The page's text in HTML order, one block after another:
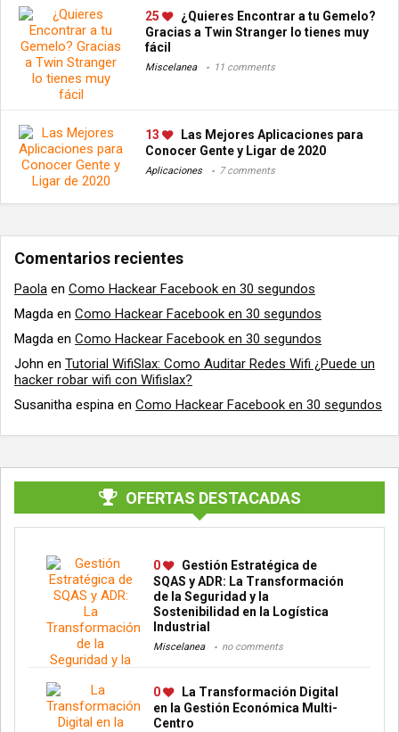
25
¿Quieres Encontrar a tu Gemelo?
Gracias a Twin Stranger lo tienes muy
fácil
Miscelanea 11 comments
13
Las Mejores Aplicaciones para
Conocer Gente y Ligar de 2020
Aplicaciones 7 comments
Comentarios recientes
Paola en Como Hackear Facebook en 30 segundos
Magda en Como Hackear Facebook en 30 segundos
Magda en Como Hackear Facebook en 30 segundos
John en Tutorial WifiSlax: Como Auditar Redes Wifi ¿Puede un
hacker robar wifi con Wifislax?
Susanitha espina en Como Hackear Facebook en 30 segundos
OFERTAS DESTACADAS
0
Gestión Estratégica de
SQAS y ADR: La Transformación
de la Seguridad y la
Sostenibilidad en la Logística
Industrial
Miscelanea no comments
0
La Transformación Digital
en la Gestión Económica Multi-
Centro